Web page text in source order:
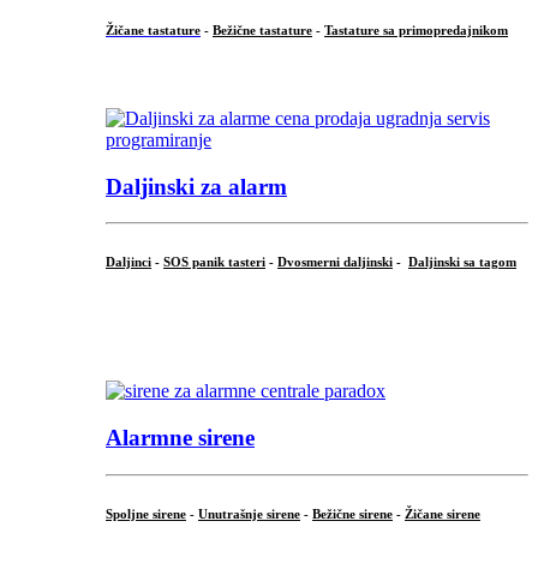
Žičane tastature - Bežične tastature - Tastature sa primopredajnikom
Daljinski za alarm
Daljinci - SOS panik tasteri - Dvosmerni daljinski - Daljinski sa tagom
Alarmne sirene
Spoljne sirene - Unutrašnje sirene - Bežične sirene - Žičane sirene